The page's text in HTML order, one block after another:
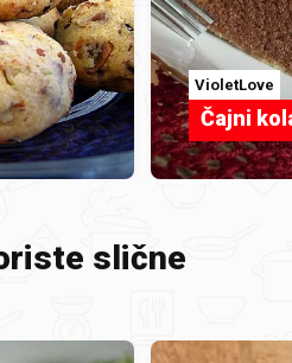
VioletLove
Čajni
slične